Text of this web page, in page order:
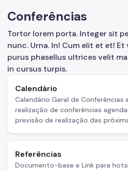
Rede Socioassistencial
Programa Reencontro
Crianças e Adolescentes
Idosos
Conferências
Tortor lorem porta. Integer sit
nunc. Urna. In! Cum elit et et!
purus phasellus ultrices velit
in cursus turpis.
Calendário
Calendário Geral de Conferências
realização de conferências
previsão de realização das
Referências
Documento-base e Link para